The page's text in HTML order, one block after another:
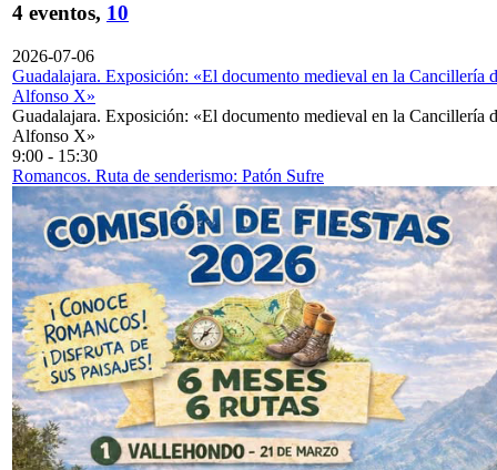
4 eventos, 10
2026-07-06
Guadalajara. Exposición: «El documento medieval en la Cancillería
Alfonso X»
Guadalajara. Exposición: «El documento medieval en la Cancillería
Alfonso X»
9:00 - 15:30
Romancos. Ruta de senderismo: Patón Sufre